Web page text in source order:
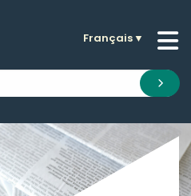
Français▼